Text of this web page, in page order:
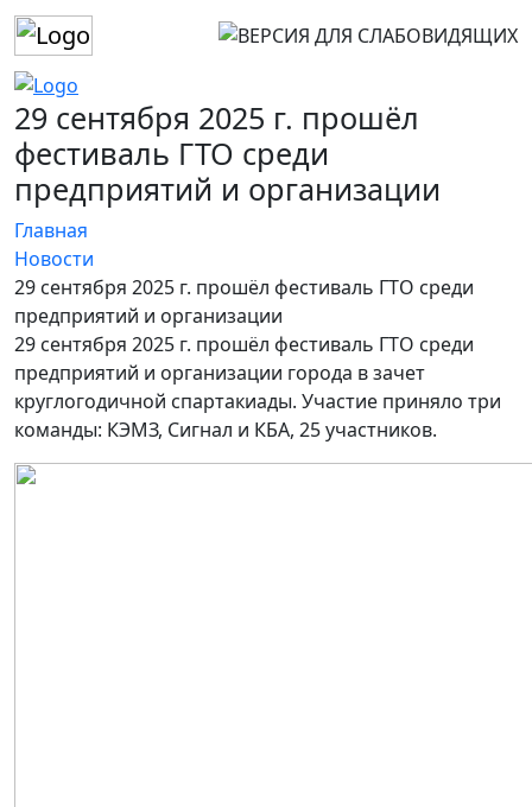
29 сентября 2025 г. прошёл
фестиваль ГТО среди
предприятий и организации
Главная
Новости
29 сентября 2025 г. прошёл фестиваль ГТО среди
предприятий и организации
29 сентября 2025 г. прошёл фестиваль ГТО среди
предприятий и организации города в зачет
круглогодичной спартакиады. Участие приняло три
команды: КЭМЗ, Сигнал и КБА, 25 участников.